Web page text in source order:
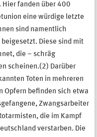
fanden über 400
eine würdige letzte
sind namentlich
Diese sind mit
die – schräg
scheinen.(2) Darüber
Toten in mehreren
Opfern beﬁnden sich etwa
Zwangsarbeiter
die im Kampf
verstarben. Die